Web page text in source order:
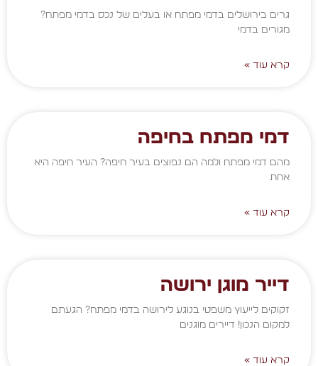
גרים בירושלים בדמי מפתח או בעלים של נכס בדמי מפתח?
מגורים בדמי
קרא עוד »
דמי מפתח בחיפה
מהם דמי מפתח ולמה הם נפוצים בעיר חיפה? העיר חיפה היא
אחת
קרא עוד »
דייר מוגן ירושה
זקוקים לייעוץ משפטי בנוגע לירושה בדמי מפתח? הגעתם
למקום הנכון! דיירים מוגנים
קרא עוד »